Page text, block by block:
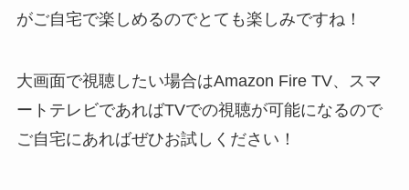
がご自宅で楽しめるのでとても楽しみですね！
大画面で視聴したい場合はAmazon Fire TV、スマ
ートテレビであればTVでの視聴が可能になるので
ご自宅にあればぜひお試しください！